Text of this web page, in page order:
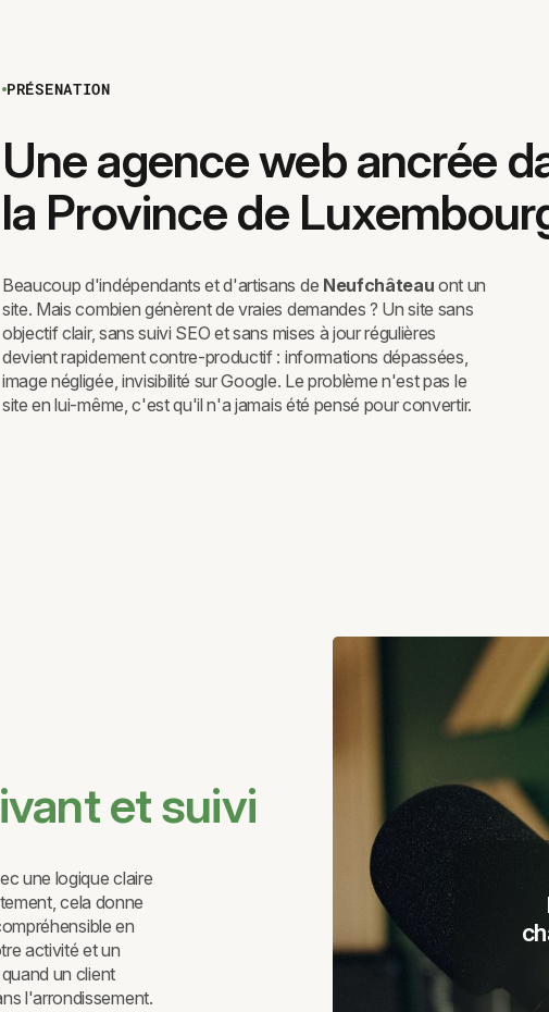
PRÉSENATION
Une agence web ancrée
la Province de
Beaucoup d'indépendants et d'artisans de Neufchâteauont un
site. Mais combien génèrent de vraies demandes ? Un site sans
objectif clair, sans suivi SEO et sans mises à jour régulières
devient rapidement contre-productif : informations dépassées,
image négligée, invisibilité sur Google. Le problème n'est pas le
site en lui-même, c'est qu'il n'a jamais été pensé pour convertir.
et suivi
une logique claire
cela donne
en
activité et un
un client
l'arrondissement.